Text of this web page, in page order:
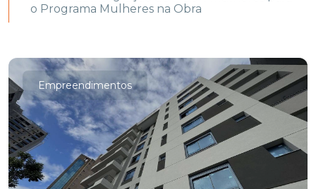
o Programa Mulheres na Obra
Empreendimentos